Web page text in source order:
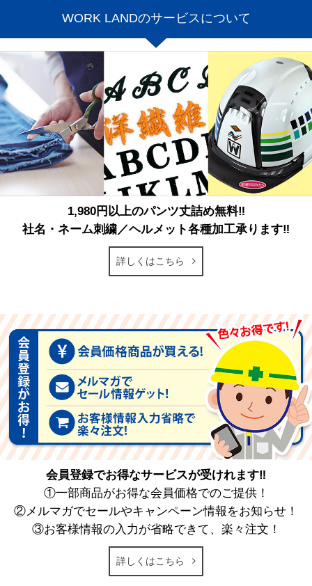
WORK LANDのサービスについて
1,980円以上のパンツ丈詰め無料‼
社名・ネーム刺繍／ヘルメット各種加工承ります‼
詳しくはこちら
会員登録でお得なサービスが受けれます‼
①一部商品がお得な会員価格でのご提供！
②メルマガでセールやキャンペーン情報をお知らせ！
③お客様情報の入力が省略できて、楽々注文！
詳しくはこちら